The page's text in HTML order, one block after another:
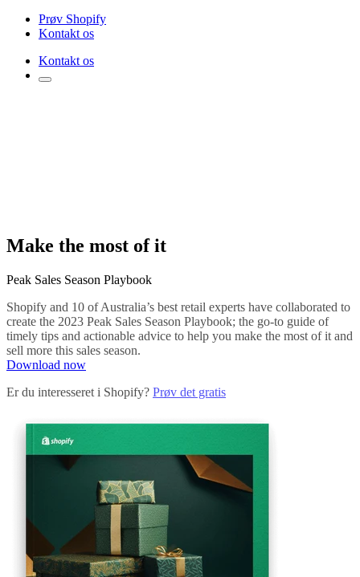
Prøv Shopify
Kontakt os
Kontakt os
Make the most of it
Peak Sales Season Playbook
Shopify and 10 of Australia’s best retail experts have collaborated to
create the 2023 Peak Sales Season Playbook; the go-to guide of
timely tips and actionable advice to help you make the most of it and
sell more this sales season.
Download now
Er du interesseret i Shopify? Prøv det gratis